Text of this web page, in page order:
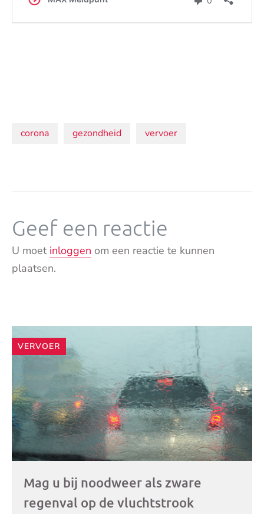
Onderwerpen:
corona gezondheid vervoer
Geef een reactie
U moet inloggen om een reactie te kunnen
plaatsen.
Andere
artikelen
VERVOER
Mag u bij noodweer als zware
regenval op de vluchtstrook